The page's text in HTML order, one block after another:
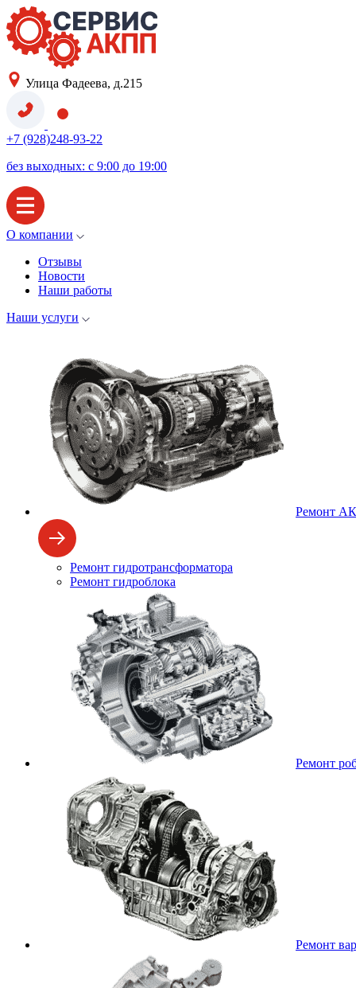
Улица Фадеева, д.215
+7 (928)248-93-22
без выходных: с 9:00 до 19:00
О компании
Отзывы
Новости
Наши работы
Наши услуги
Ремонт
Ремонт гидротрансформатора
Ремонт гидроблока
Ремонт
Ремонт